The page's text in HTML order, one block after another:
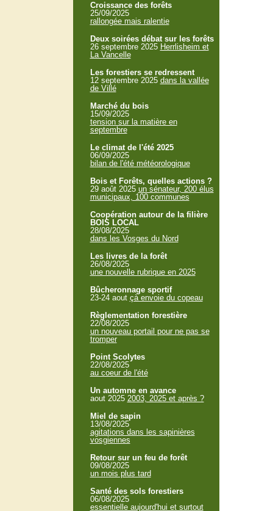
Croissance des forêts
25/09/2025
rallongée mais ralentie
Deux soirées débat sur les forêts
26 septembre 2025 Herrlisheim et
La Vancelle
Les forestiers se redressent
12 septembre 2025 dans la vallée
de Villé
Marché du bois
15/09/2025
tension sur la matière en
septembre
Le climat de l'été 2025
06/09/2025
bilan de l'été météorologique
Bois et Forêts, quelles actions ?
29 août 2025 un sénateur, 200 élus
municipaux, 100 communes
Coopération autour de la filière
BOIS LOCAL
28/08/2025
dans les Vosges du Nord
Les livres de la forêt
26/08/2025
une nouvelle rubrique en 2025
Bûcheronnage sportif
23-24 aout çà envoie du copeau
Règlementation forestière
22/08/2025
un nouveau portail pour ne pas se
tromper
Point Scolytes
22/08/2025
au coeur de l'été
Un automne en avance
aout 2025 2003, 2025 et après ?
Miel de sapin
13/08/2025
agitations dans les sapinières
vosgiennes
Retour sur un feu de forêt
09/08/2025
un mois plus tard
Santé des sols forestiers
06/08/2025
essentielle aujourd'hui et surtout